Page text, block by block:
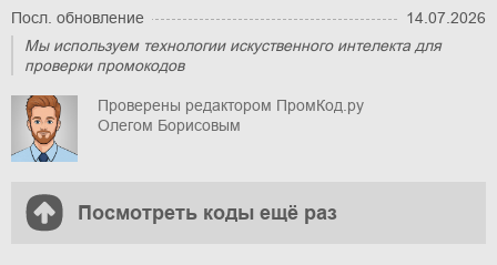
Посл. обновление
14.07.2026
Мы используем технологии искуственного интелекта для
проверки промокодов
Проверены редактором ПромКод.ру
Олегом Борисовым
Посмотреть коды ещё раз